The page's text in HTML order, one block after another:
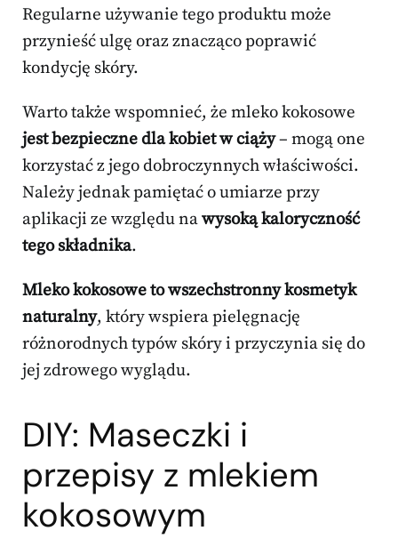
Regularne używanie tego produktu może
przynieść ulgę oraz znacząco poprawić
kondycję skóry.
Warto także wspomnieć, że mleko kokosowe
jest bezpieczne dla kobiet w ciąży– mogą one
korzystać z jego dobroczynnych właściwości.
Należy jednak pamiętać o umiarze przy
aplikacji ze względu nawysoką kaloryczność
tego składnika.
Mleko kokosowe to wszechstronny kosmetyk
naturalny, który wspiera pielęgnację
różnorodnych typów skóry i przyczynia się do
jej zdrowego wyglądu.
DIY: Maseczki i
przepisy z mlekiem
kokosowym